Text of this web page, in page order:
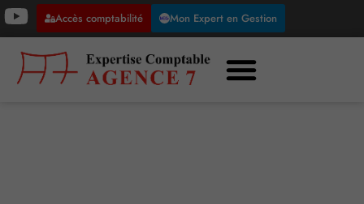
Accès comptabilité Mon Expert en Gestion